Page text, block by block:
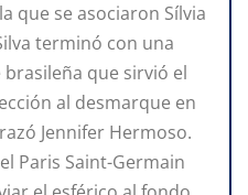
que se asociaron Sílvia
terminó con una
que sirvió el
al desmarque en
Jennifer Hermoso.
Paris Saint-Germain